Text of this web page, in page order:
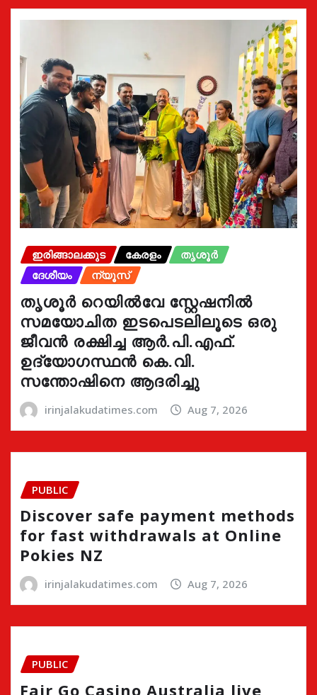
ഇരിങ്ങാലക്കുട കേരളം
തൃശൂർ
ദേശീയം
ന്യൂസ്
തൃശൂർ റെയിൽവേ സ്റ്റേഷനിൽ
സമയോചിത ഇടപെടലിലൂടെ ഒരു
ജീവൻ രക്ഷിച്ച ആർ.പി.എഫ്.
ഉദ്യോഗസ്ഥൻ കെ.വി.
സന്തോഷിനെ ആദരിച്ചു
irinjalakudatimes.com Aug 7, 2026
PUBLIC
Discover safe payment methods
for fast withdrawals at Online
Pokies NZ
irinjalakudatimes.com Aug 7, 2026
PUBLIC
Fair Go Casino Australia live